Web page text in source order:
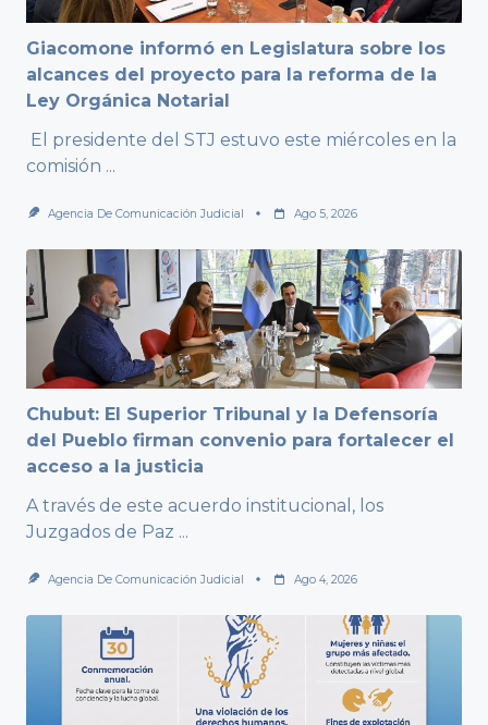
Giacomone informó en Legislatura sobre los
alcances del proyecto para la reforma de la
Ley Orgánica Notarial
El presidente del STJ estuvo este miércoles en la
comisión ...
Agencia De Comunicación Judicial Ago 5, 2026
Chubut: El Superior Tribunal y la Defensoría
del Pueblo firman convenio para fortalecer el
acceso a la justicia
A través de este acuerdo institucional, los
Juzgados de Paz ...
Agencia De Comunicación Judicial Ago 4, 2026